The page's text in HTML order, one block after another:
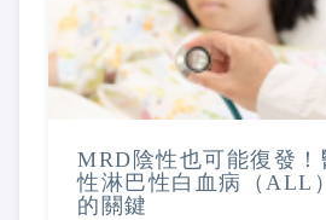
MRD陰性也可能復發！
性淋巴性白血病（ALL
的關鍵